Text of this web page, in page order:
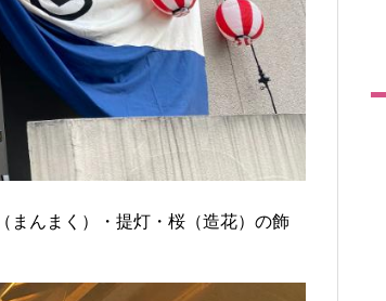
まんまく）・提灯・桜（造花）の飾